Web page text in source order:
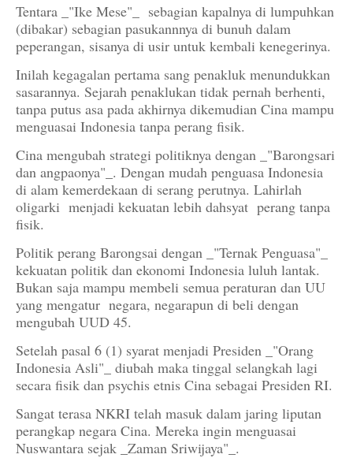
Tentara _"Ike Mese"_ sebagian kapalnya di lumpuhkan
(dibakar) sebagian pasukannnya di bunuh dalam
peperangan, sisanya di usir untuk kembali kenegerinya.
Inilah kegagalan pertama sang penakluk menundukkan
sasarannya. Sejarah penaklukan tidak pernah berhenti,
tanpa putus asa pada akhirnya dikemudian Cina mampu
menguasai Indonesia tanpa perang fisik.
Cina mengubah strategi politiknya dengan _"Barongsari
dan angpaonya"_. Dengan mudah penguasa Indonesia
di alam kemerdekaan di serang perutnya. Lahirlah
oligarki menjadi kekuatan lebih dahsyat perang tanpa
fisik.
Politik perang Barongsai dengan _"Ternak Penguasa"_
kekuatan politik dan ekonomi Indonesia luluh lantak.
Bukan saja mampu membeli semua peraturan dan UU
yang mengatur negara, negarapun di beli dengan
mengubah UUD 45.
Setelah pasal 6 (1) syarat menjadi Presiden _"Orang
Indonesia Asli"_ diubah maka tinggal selangkah lagi
secara fisik dan psychis etnis Cina sebagai Presiden RI.
Sangat terasa NKRI telah masuk dalam jaring liputan
perangkap negara Cina. Mereka ingin menguasai
Nuswantara sejak _Zaman Sriwijaya"_.